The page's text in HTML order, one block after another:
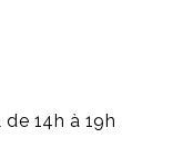
14h à 19h